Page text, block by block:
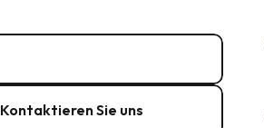
Kontaktieren Sie uns